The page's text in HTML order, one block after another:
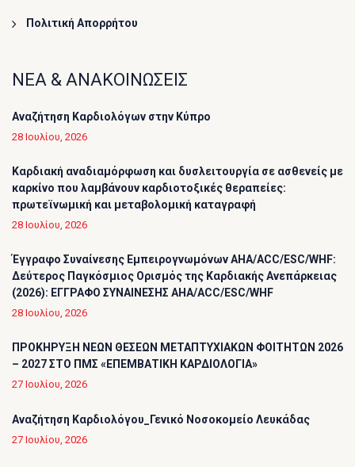
Πολιτική Απορρήτου
ΝΕΑ & ΑΝΑΚΟΙΝΩΣΕΙΣ
Αναζήτηση Καρδιολόγων στην Κύπρο
28 Ιουλίου, 2026
Καρδιακή αναδιαμόρφωση και δυσλειτουργία σε ασθενείς με
καρκίνο που λαμβάνουν καρδιοτοξικές θεραπείες:
πρωτεϊνωμική και μεταβολομική καταγραφή
28 Ιουλίου, 2026
Έγγραφο Συναίνεσης Εμπειρογνωμόνων AHA/ACC/ESC/WHF:
Δεύτερος Παγκόσμιος Ορισμός της Καρδιακής Ανεπάρκειας
(2026): ΕΓΓΡΑΦΟ ΣΥΝΑΙΝΕΣΗΣ AHA/ACC/ESC/WHF
28 Ιουλίου, 2026
ΠΡΟΚΗΡΥΞΗ ΝΕΩΝ ΘΕΣΕΩΝ ΜΕΤΑΠΤΥΧΙΑΚΩΝ ΦΟΙΤΗΤΩΝ 2026
– 2027 ΣΤΟ ΠΜΣ «ΕΠΕΜΒΑΤΙΚΗ ΚΑΡΔΙΟΛΟΓΙΑ»
27 Ιουλίου, 2026
Αναζήτηση Καρδιολόγου_Γενικό Νοσοκομείο Λευκάδας
27 Ιουλίου, 2026